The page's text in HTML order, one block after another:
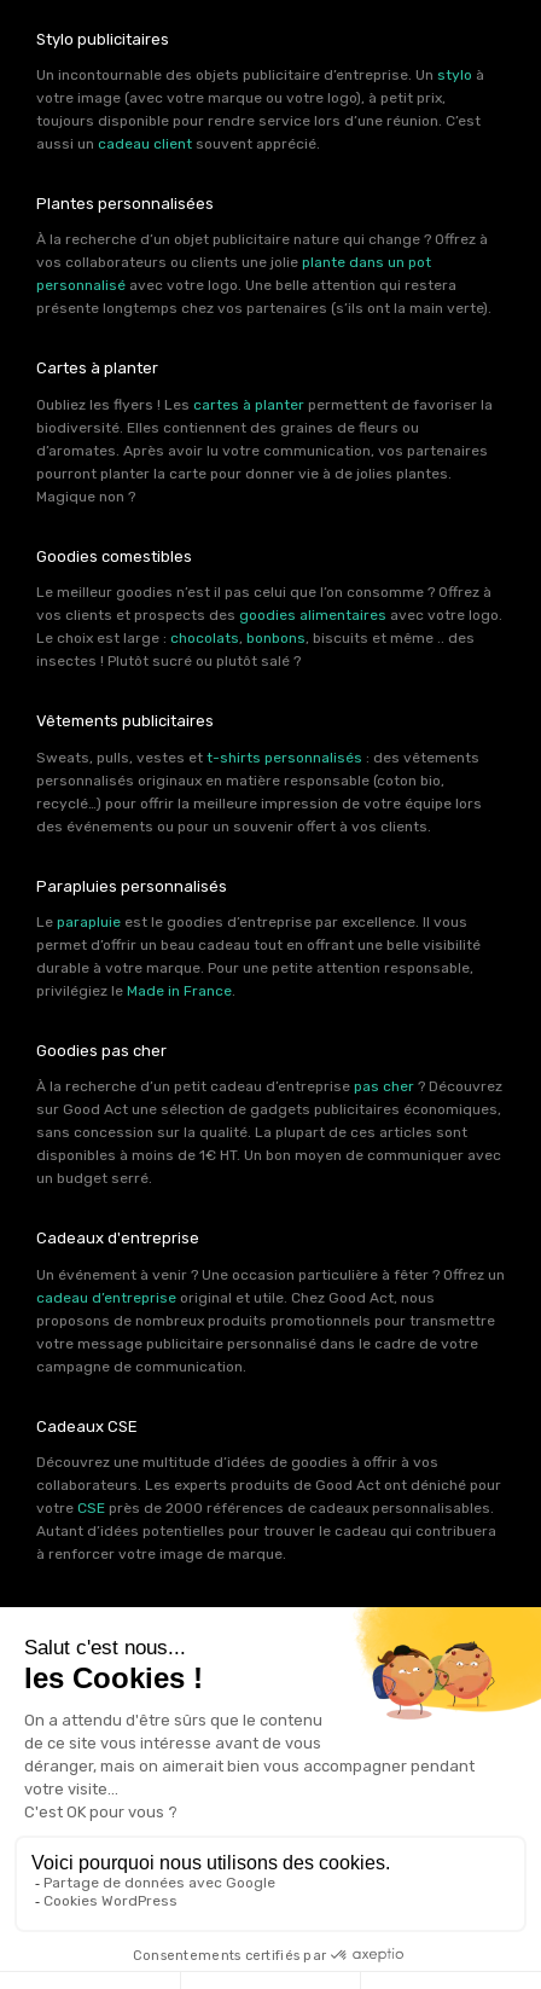
Stylo publicitaires
Un incontournable des objets publicitaire d’entreprise. Un stylo à
votre image (avec votre marque ou votre logo), à petit prix,
toujours disponible pour rendre service lors d’une réunion. C’est
aussi un cadeau client souvent apprécié.
Plantes personnalisées
À la recherche d’un objet publicitaire nature qui change ? Offrez à
vos collaborateurs ou clients une jolie plante dans un pot
personnalisé avec votre logo. Une belle attention qui restera
présente longtemps chez vos partenaires (s’ils ont la main verte).
Cartes à planter
Oubliez les flyers ! Les cartes à planter permettent de favoriser la
biodiversité. Elles contiennent des graines de fleurs ou
d’aromates. Après avoir lu votre communication, vos partenaires
pourront planter la carte pour donner vie à de jolies plantes.
Magique non ?
Goodies comestibles
Le meilleur goodies n’est il pas celui que l’on consomme ? Offrez à
vos clients et prospects des goodies alimentaires avec votre logo.
Le choix est large : chocolats, bonbons, biscuits et même .. des
insectes ! Plutôt sucré ou plutôt salé ?
Vêtements publicitaires
Sweats, pulls, vestes et t-shirts personnalisés : des vêtements
personnalisés originaux en matière responsable (coton bio,
recyclé…) pour offrir la meilleure impression de votre équipe lors
des événements ou pour un souvenir offert à vos clients.
Parapluies personnalisés
Le parapluie est le goodies d’entreprise par excellence. Il vous
permet d’offrir un beau cadeau tout en offrant une belle visibilité
durable à votre marque. Pour une petite attention responsable,
privilégiez le Made in France.
Goodies pas cher
À la recherche d’un petit cadeau d’entreprise pas cher ? Découvrez
sur Good Act une sélection de gadgets publicitaires économiques,
sans concession sur la qualité. La plupart de ces articles sont
disponibles à moins de 1€ HT. Un bon moyen de communiquer avec
un budget serré.
Cadeaux d'entreprise
Un événement à venir ? Une occasion particulière à fêter ? Offrez un
cadeau d’entreprise original et utile. Chez Good Act, nous
proposons de nombreux produits promotionnels pour transmettre
votre message publicitaire personnalisé dans le cadre de votre
campagne de communication.
Cadeaux CSE
Découvrez une multitude d’idées de goodies à offrir à vos
collaborateurs. Les experts produits de Good Act ont déniché pour
votre CSE près de 2000 références de cadeaux personnalisables.
Autant d’idées potentielles pour trouver le cadeau qui contribuera
à renforcer votre image de marque.
Vous souhaitez communiquer en accord avec vos valeurs ? Ca
tombe bien ! Un grand nombre de produits présents sur Good Act
Notre sélection RSEvous
permet de trouver un goodies parfait pour votre campagne de
communication. Des produits fabriqués avec amour dans de
bonnes conditions et un impact limité sur la planête.